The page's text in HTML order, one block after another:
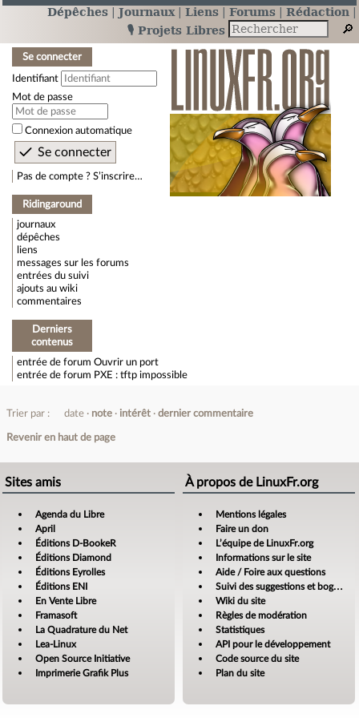
Dépêches Journaux Liens Forums
Rédaction
🎙️ Projets Libres
Se connecter
Identifiant
Mot de passe
Connexion automatique
Pas de compte ? S’inscrire…
Ridingaround
journaux
dépêches
liens
messages sur les forums
entrées du suivi
ajouts au wiki
commentaires
Derniers
contenus
entrée de forum Ouvrir un port
entrée de forum PXE : tftp impossible
Trier par : date note intérêt dernier commentaire
Revenir en haut de page
Sites amis
Agenda du Libre
April
Éditions D-BookeR
Éditions Diamond
Éditions Eyrolles
Éditions ENI
En Vente Libre
Framasoft
La Quadrature du Net
Lea-Linux
Open Source Initiative
Imprimerie Grafik Plus
À propos de LinuxFr.org
Mentions légales
Faire un don
L’équipe de LinuxFr.org
Informations sur le site
Aide / Foire aux questions
Suivi des suggestions et bogues
Wiki du site
Règles de modération
Statistiques
API pour le développement
Code source du site
Plan du site